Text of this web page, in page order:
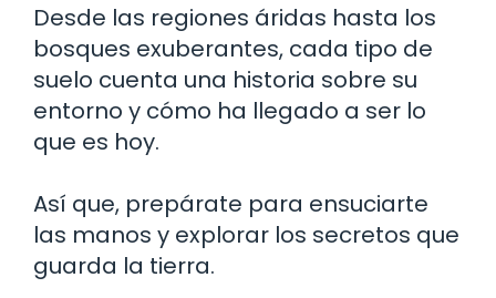
Desde las regiones áridas hasta los
bosques exuberantes, cada tipo de
suelo cuenta una historia sobre su
entorno y cómo ha llegado a ser lo
que es hoy.
Así que, prepárate para ensuciarte
las manos y explorar los secretos que
guarda la tierra.